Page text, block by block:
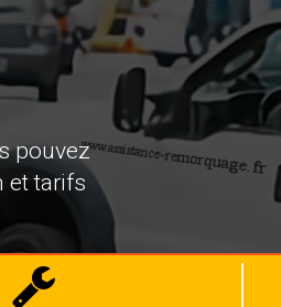
pouvez
et tarifs
Dépannage